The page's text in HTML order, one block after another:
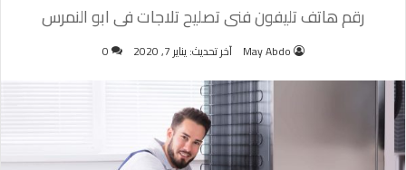
رقم هاتف تليفون فنى تصليح تلاجات فى ابو النمرس
May Abdo آخر تحديث: يناير 7, 2020 0